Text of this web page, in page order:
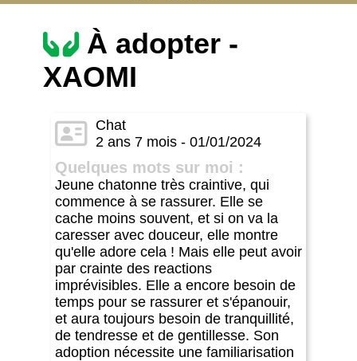
À adopter -
XAOMI
Chat
2 ans 7 mois - 01/01/2024
Quelques mots sur moi :
Jeune chatonne très craintive, qui
commence à se rassurer. Elle se
cache moins souvent, et si on va la
caresser avec douceur, elle montre
qu'elle adore cela ! Mais elle peut avoir
par crainte des reactions
imprévisibles. Elle a encore besoin de
temps pour se rassurer et s'épanouir,
et aura toujours besoin de tranquillité,
de tendresse et de gentillesse. Son
adoption nécessite une familiarisation